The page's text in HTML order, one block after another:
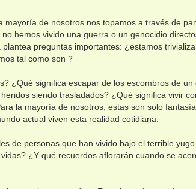
de nosotros nos topamos a través de
hemos vivido una guerra o un genocidio
preguntas importantes: ¿estamos
tal como son ?
¿Qué significa escapar de los escombros de un
siendo trasladados? ¿Qué significa vivir
la mayoría de nosotros, estas son solo
actual viven esta realidad cotidiana.
de personas que han vivido bajo el terrible
¿Y qué recuerdos aflorarán cuando se